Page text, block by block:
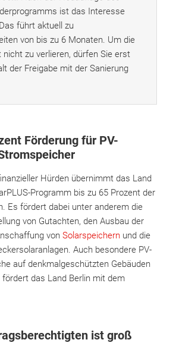
ist das Interesse
führt aktuell zu
von bis zu 6 Monaten. Um die
nicht zu verlieren, dürfen Sie erst
der Freigabe mit der Sanierung
Förderung für PV-
Hürden übernimmt das Land
Programm bis zu 65 Prozent der
Es fördert dabei unter anderem die
von Gutachten, den Ausbau der
von Solarspeichern und die
Auch besondere PV-
auf denkmalgeschützten Gebäuden
fördert das Land Berlin mit dem
ist groß